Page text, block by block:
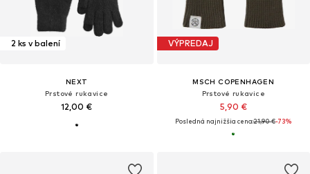
2 ks v balení
NEXT
Prstové rukavice
12,00 €
VÝPREDAJ
MSCH COPENHAGEN
Prstové rukavice
5,90 €
Posledná najnižšia cena:21,90 €-73%